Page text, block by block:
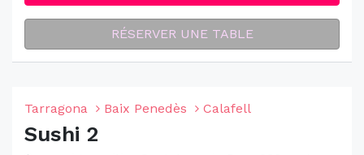
RÉSERVER UNE TABLE
Tarragona Baix Penedès Calafell
Sushi 2